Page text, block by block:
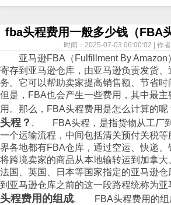
fba头程费用一般多少钱（FBA
时间：2025-07-03 06:00:02 | 作
亚马逊FBA（Fulfillment By Amazon
寄存到亚马逊仓库，由亚马逊负责发货、
务。它可以帮助卖家提高销售额、节省时
但是，FBA也会产生一些费用，其中最
用。那么，FBA头程费用是怎么计算
头程？ , FBA头程，是指货物从工厂到
一个运输流程，中间包括清关预付关税
界各地都有FBA仓库，通过空运 、快递
将跨境卖家的商品从本地输转运到加拿大
法国、英国、日本等国家指定的亚马逊
到亚马逊仓库之前的这一段路程统称
头程费用的组成, FBA头程费用的组